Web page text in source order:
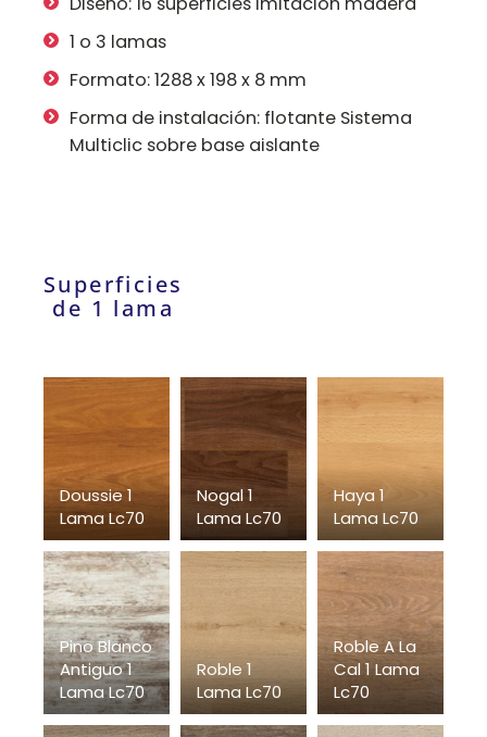
1 o 3 lamas
Formato: 1288 x 198 x 8 mm
Forma de instalación: flotante Sistema
Multiclic sobre base aislante
Superficies
de 1 lama
Doussie 1
Lama Lc70
Nogal 1
Lama Lc70
Haya 1
Lama Lc70
Pino Blanco
Antiguo 1
Lama Lc70
Roble 1
Lama Lc70
Roble A La
Cal 1 Lama
Lc70